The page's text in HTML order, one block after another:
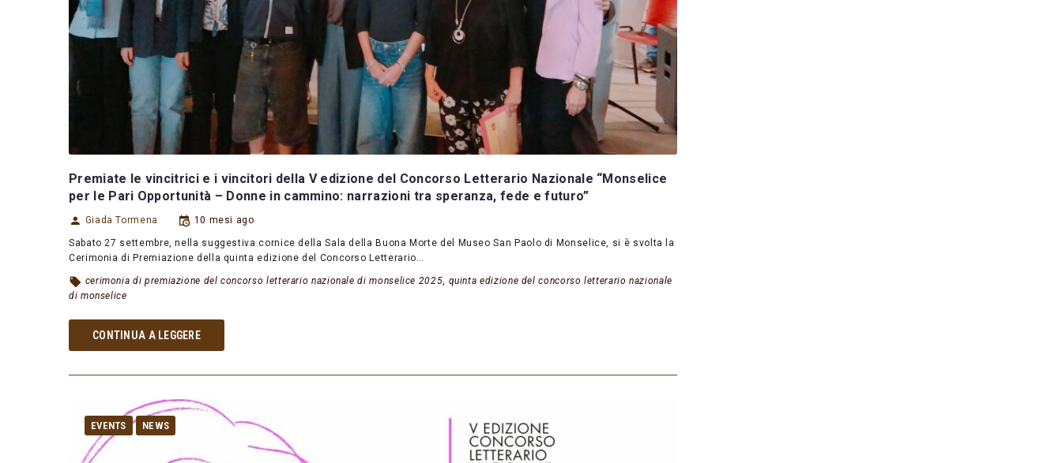
Premiate le vincitrici e i vincitori della V edizione del Concorso Letterario Nazionale “Monselice
per le Pari Opportunità – Donne in cammino: narrazioni tra speranza, fede e futuro”
Giada Tormena 10 mesi ago
Sabato 27 settembre, nella suggestiva cornice della Sala della Buona Morte del Museo San Paolo di Monselice, si è svolta la
Cerimonia di Premiazione della quinta edizione del Concorso Letterario…
cerimonia di premiazione del concorso letterario nazionale di monselice 2025, quinta edizione del concorso letterario nazionale
di monselice
CONTINUA A LEGGERE
EVENTS NEWS